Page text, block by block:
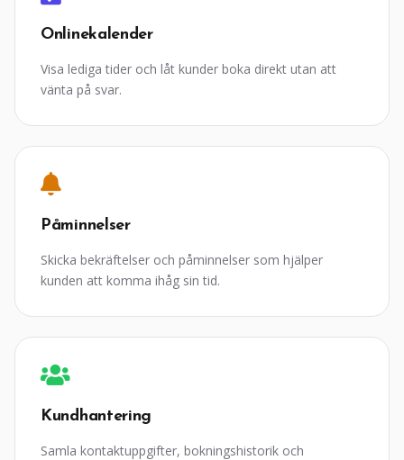
Onlinekalender
Visa lediga tider och låt kunder boka direkt utan att
vänta på svar.
Påminnelser
Skicka bekräftelser och påminnelser som hjälper
kunden att komma ihåg sin tid.
Kundhantering
Samla kontaktuppgifter, bokningshistorik och